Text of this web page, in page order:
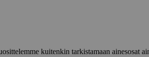
kuitenkin tarkistamaan ainesosat